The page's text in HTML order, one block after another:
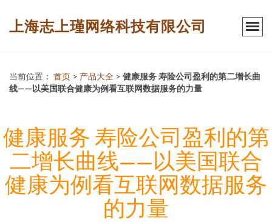
上海志上瑾网络科技有限公司
当前位置： 首页 > 产品大全 > 健康服务 寿险公司盈利的第二增长曲
线——以美国联合健康为例看互联网数据服务的力量
健康服务 寿险公司盈利的第
二增长曲线——以美国联合
健康为例看互联网数据服务
的力量